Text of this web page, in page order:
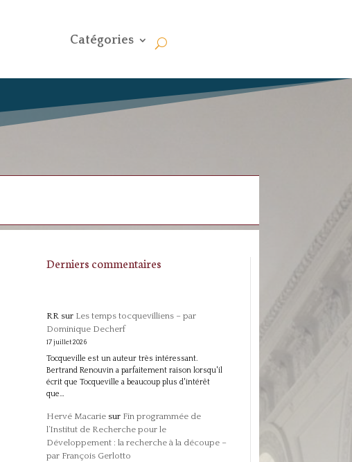
Catégories
Derniers commentaires
RRsur Les temps tocquevilliens – par
Dominique Decherf
17 juillet 2026
Tocqueville est un auteur très intéressant.
Bertrand Renouvin a parfaitement raison lorsqu'il
écrit que Tocqueville a beaucoup plus d'intérêt
que…
Hervé Macariesur Fin programmée de
l’Institut de Recherche pour le
Développement : la recherche à la découpe –
par François Gerlotto